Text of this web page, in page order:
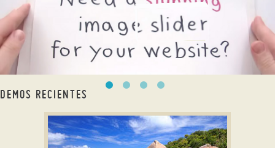
DEMOS RECIENTES